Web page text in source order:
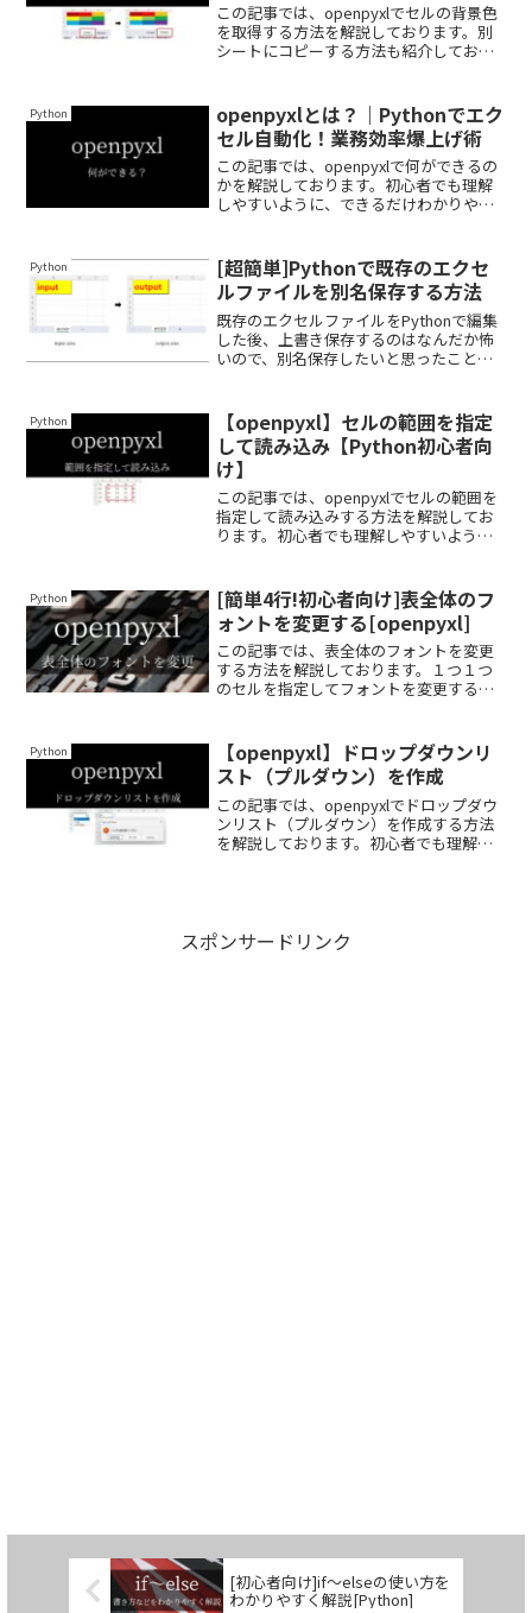
この記事では、openpyxlでセルの背景色
を取得する方法を解説しております。別
シートにコピーする方法も紹介しており
できるだけわかりやすく解説しておりま
す。
Python
openpyxlとは？｜Pythonでエク
セル自動化！業務効率爆上げ術
この記事では、openpyxlで何ができるの
かを解説しております。初心者でも理解
しやすいように、できるだけわかりやす
Python
[超簡単]Pythonで既存のエクセ
ルファイルを別名保存する方法
既存のエクセルファイルをPythonで編集
した後、上書き保存するのはなんだか怖
いので、別名保存したいと思ったことは
で、ぜひ最後まで読んでいってくださ
い。
Python
【openpyxl】セルの範囲を指定
して読み込み【Python初心者向
け】
この記事では、openpyxlでセルの範囲を
指定して読み込みする方法を解説してお
ります。初心者でも理解しやすいよう
ください。
Python
[簡単4行!初心者向け]表全体のフ
ォントを変更する[openpyxl]
この記事では、表全体のフォントを変更
する方法を解説しております。１つ１つ
のセルを指定してフォントを変更する
べきかわかりませんよね。そこで、非常
に簡単なfor文で一括変更する方法を紹介
しております。
Python
【openpyxl】ドロップダウンリ
スト（プルダウン）を作成
この記事では、openpyxlでドロップダウ
ンリスト（プルダウン）を作成する方法
を解説しております。初心者でも理解し
スポンサードリンク
[初心者向け]if～elseの使い方を
わかりやすく解説[Python]